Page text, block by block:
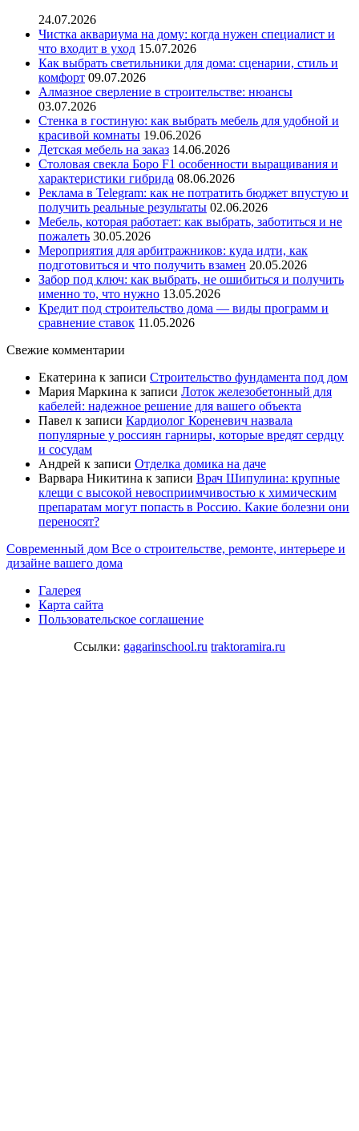
24.07.2026
Чистка аквариума на дому: когда нужен специалист и
что входит в уход 15.07.2026
Как выбрать светильники для дома: сценарии, стиль и
комфорт 09.07.2026
Алмазное сверление в строительстве: нюансы
03.07.2026
Стенка в гостиную: как выбрать мебель для удобной и
красивой комнаты 19.06.2026
Детская мебель на заказ 14.06.2026
Столовая свекла Боро F1 особенности выращивания и
характеристики гибрида 08.06.2026
Реклама в Telegram: как не потратить бюджет впустую и
получить реальные результаты 02.06.2026
Мебель, которая работает: как выбрать, заботиться и не
пожалеть 30.05.2026
Мероприятия для арбитражников: куда идти, как
подготовиться и что получить взамен 20.05.2026
Забор под ключ: как выбрать, не ошибиться и получить
именно то, что нужно 13.05.2026
Кредит под строительство дома — виды программ и
сравнение ставок 11.05.2026
Свежие комментарии
Екатерина к записи Строительство фундамента под дом
Мария Маркина к записи Лоток железобетонный для
кабелей: надежное решение для вашего объекта
Павел к записи Кардиолог Кореневич назвала
популярные у россиян гарниры, которые вредят сердцу
и сосудам
Андрей к записи Отделка домика на даче
Варвара Никитина к записи Врач Шипулина: крупные
клещи с высокой невосприимчивостью к химическим
препаратам могут попасть в Россию. Какие болезни они
переносят?
Современный дом Все о строительстве, ремонте, интерьере и
дизайне вашего дома
Галерея
Карта сайта
Пользовательское соглашение
Ссылки: gagarinschool.ru traktoramira.ru